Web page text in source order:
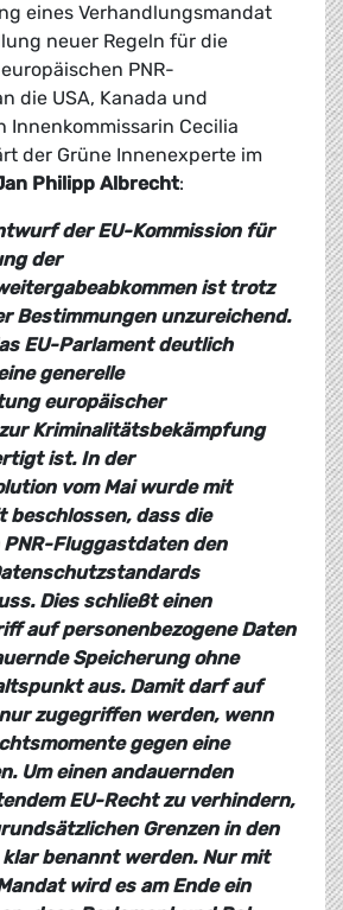
eines Verhandlungsmandat
neuer Regeln für die
PNR-
die USA, Kanada und
Innenkommissarin Cecilia
der Grüne Innenexperte im
Philipp Albrecht:
der EU-Kommission für
der
ist trotz
Bestimmungen unzureichend.
EU-Parlament deutlich
generelle
europäischer
Kriminalitätsbekämpfung
ist. In der
vom Mai wurde mit
beschlossen, dass die
PNR-Fluggastdaten den
Dies schließt einen
auf personenbezogene Daten
Speicherung ohne
aus. Damit darf auf
zugegriffen werden, wenn
gegen eine
Um einen andauernden
EU-Recht zu verhindern,
Grenzen in den
benannt werden. Nur mit
wird es am Ende ein